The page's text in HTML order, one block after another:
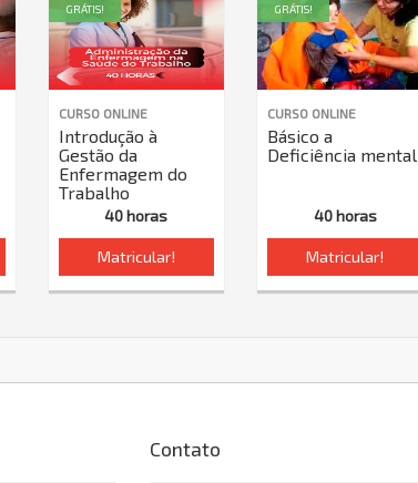
CURSO ONLINE
Introdução à
Gestão da
Enfermagem do
Trabalho
40 horas
Matricular!
GRÁTIS!
CURSO ONLINE
Básico a
Deficiência mental
40 horas
Matricular!
GRÁTIS!
Contato